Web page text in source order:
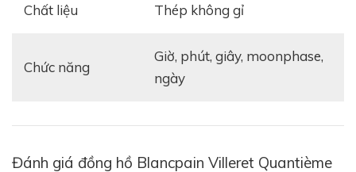
Review trên tay đồng hồ Blancpain
Chất liệu thép không gỉ
Chức năng
giờ, phút, giây, moonphase,
ngày
Đánh giá đồng hồ Blancpain Villeret Quantième